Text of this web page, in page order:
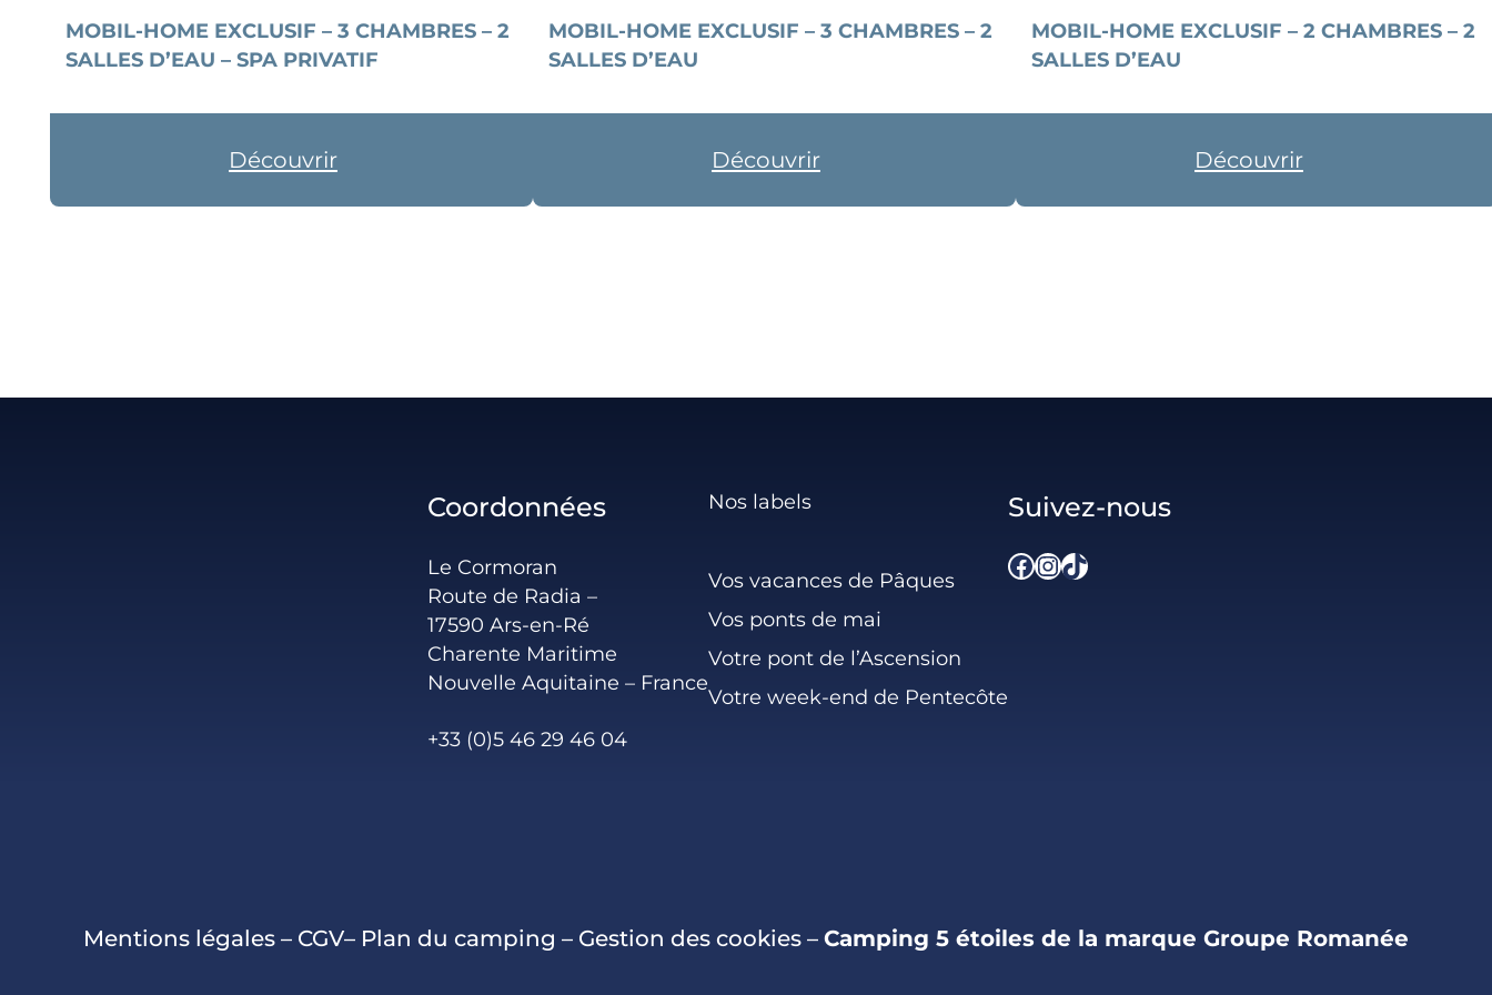
MOBIL-HOME EXCLUSIF – 3 CHAMBRES – 2
SALLES D’EAU – SPA PRIVATIF
Découvrir
MOBIL-HOME EXCLUSIF – 3 CHAMBRES – 2
SALLES D’EAU
Découvrir
MOBIL-HOME EXCLUSIF – 2 CHAMBRES – 2
SALLES D’EAU
Découvrir
Coordonnées
Le Cormoran
Route de Radia –
17590 Ars-en-Ré
Charente Maritime
Nouvelle Aquitaine – France
+33 (0)5 46 29 46 04
Nos labels
Vos vacances de Pâques
Vos ponts de mai
Votre pont de l’Ascension
Votre week-end de Pentecôte
Suivez-nous
Facebook InstagramTikTok
Mentions légales – CGV– Plan du camping – Gestion des cookies – Camping 5 étoiles de la marque Groupe Romanée